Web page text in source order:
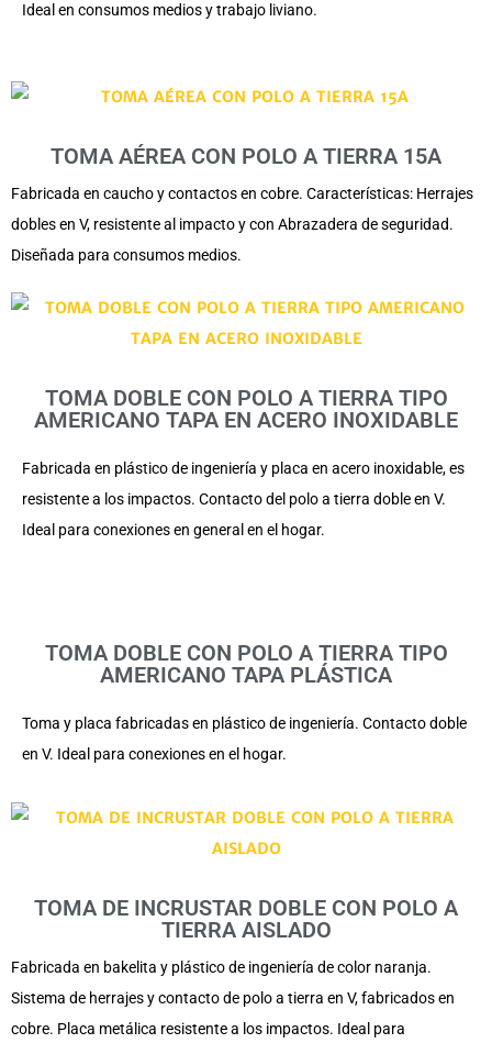
Ideal en consumos medios y trabajo liviano.
TOMA AÉREA CON POLO A TIERRA 15A
Fabricada en caucho y contactos en cobre. Características: Herrajes
dobles en V, resistente al impacto y con Abrazadera de seguridad.
Diseñada para consumos medios.
TOMA DOBLE CON POLO A TIERRA TIPO
AMERICANO TAPA EN ACERO INOXIDABLE
Fabricada en plástico de ingeniería y placa en acero inoxidable, es
resistente a los impactos. Contacto del polo a tierra doble en V.
Ideal para conexiones en general en el hogar.
TOMA DOBLE CON POLO A TIERRA TIPO
AMERICANO TAPA PLÁSTICA
Toma y placa fabricadas en plástico de ingeniería. Contacto doble
en V. Ideal para conexiones en el hogar.
TOMA DE INCRUSTAR DOBLE CON POLO A
TIERRA AISLADO
Fabricada en bakelita y plástico de ingeniería de color naranja.
Sistema de herrajes y contacto de polo a tierra en V, fabricados en
cobre. Placa metálica resistente a los impactos. Ideal para